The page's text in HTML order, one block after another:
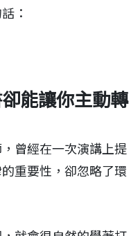
：
能讓你主動轉
曾經在一次演講上提
重要性，卻忽略了環